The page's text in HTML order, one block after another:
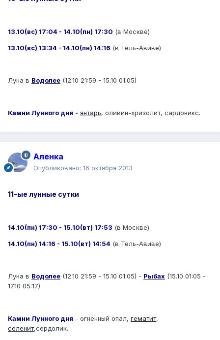
13.10(вс) 17:04 - 14.10(пн) 17:30 (в Москве)
13.10(вс) 13:34 - 14.10(пн) 14:16 (в Тель-Авиве)
Луна в Водолее (12.10 21:59 - 15.10 01:05)
Камни Лунного дня - янтарь, оливин-хризолит, сардоникс.
Аленка
Опубликовано: 16 октября 2013
11-ые лунные сутки
14.10(пн) 17:30 - 15.10(вт) 17:53 (в Москве)
14.10(пн) 14:16 - 15.10(вт) 14:54 (в Тель-Авиве)
Луна в Водолее (12.10 21:59 - 15.10 01:05) - Рыбах (15.10 01:05 -
17.10 05:17)
Камни Лунного дня - огненный опал, гематит,
селенит,сердолик.